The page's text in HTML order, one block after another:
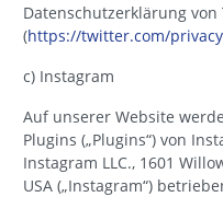
Datenschutzerklärung
(https://twitter.com/privacy
c) Instagram
Auf unserer Website
Plugins („Plugins“) von
Instagram LLC., 1601
USA („Instagram“)